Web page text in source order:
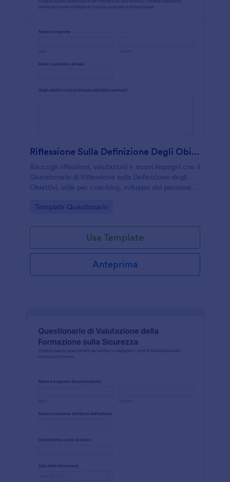
Riflessione Sulla Definizione Degli Obiettivi Questionario
Raccogli riflessioni, valutazioni e nuovi impegni con il
Questionario di Riflessione sulla Definizione degli
Obiettivi, utile per coaching, sviluppo del personale
Go to Category:
Template Questionario
Usa Template
Anteprima